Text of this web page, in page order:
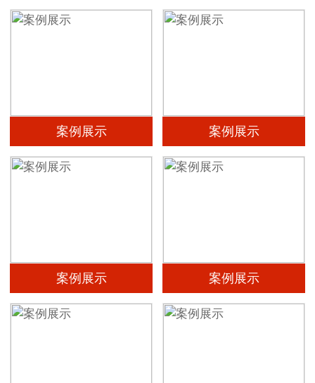
案例展示 案例展示
案例展示 案例展示